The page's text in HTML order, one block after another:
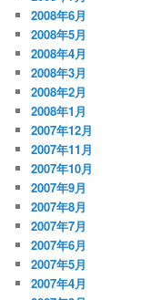
2008年6月
2008年5月
2008年4月
2008年3月
2008年2月
2008年1月
2007年12月
2007年11月
2007年10月
2007年9月
2007年8月
2007年7月
2007年6月
2007年5月
2007年4月